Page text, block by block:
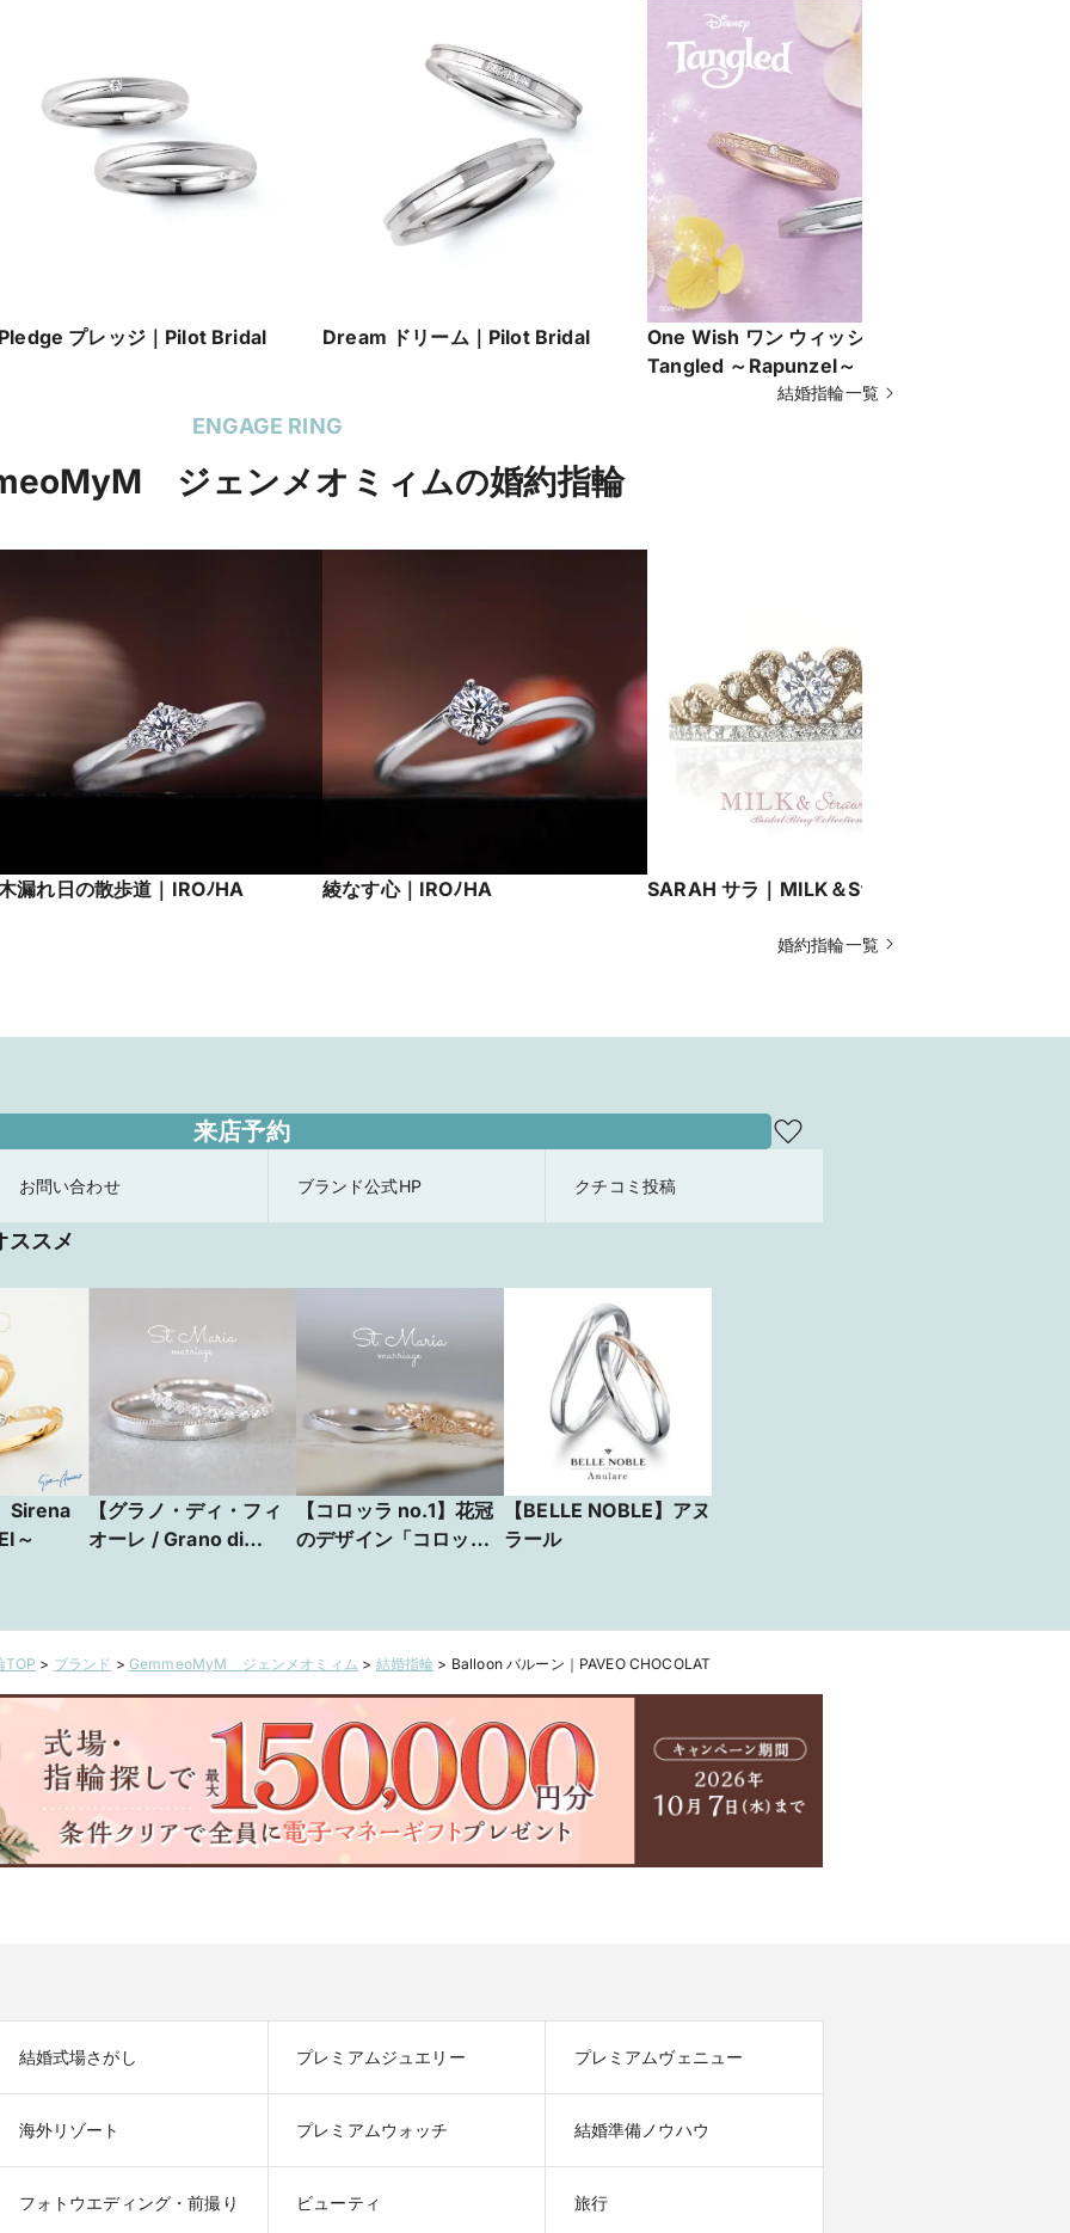
プレッジ｜Pilot Bridal Dream ドリーム｜Pilot Bridal
One Wish ワン ウィッシュ｜Disney
Tangled ～Rapunzel～［塔の上の
ラプンツェル］結婚指輪一覧
ENGAGE RING
ジェンメオミィムの婚約指輪
漏れ日の散歩道｜IROﾉHA 綾なす心｜IROﾉHA SARAH サラ｜MILK＆Strawberry
婚約指輪一覧
来店予約
お問い合わせ ブランド公式HP クチコミ投稿
ススメ
Sirena
～
【グラノ・ディ・フィ
オーレ / Grano di
【コロッラ no.1】花冠
のデザイン「コロッ
【BELLE NOBLE】アヌ
ラール
TOP > ブランド > GemmeoMyM ジェンメオミィム > 結婚指輪 > Balloon バルーン｜PAVEO CHOCOLAT
結婚式場さがし プレミアムジュエリー プレミアムヴェニュー
海外リゾート プレミアムウォッチ 結婚準備ノウハウ
フォトウエディング・前撮り ビューティ 旅行